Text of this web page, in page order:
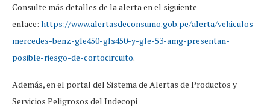
Consulte más detalles de la alerta en el siguiente
enlace: https://www.alertasdeconsumo.gob.pe/alerta/vehiculos-
mercedes-benz-gle450-gls450-y-gle-53-amg-presentan-
posible-riesgo-de-cortocircuito.
Además, en el portal del Sistema de Alertas de Productos y
Servicios Peligrosos del Indecopi